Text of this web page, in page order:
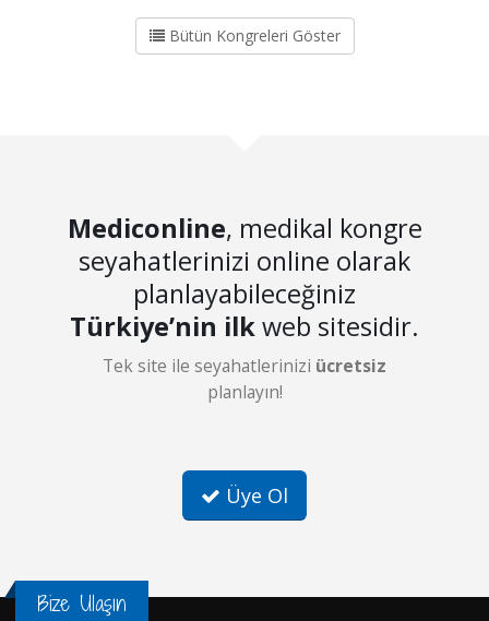
Bütün Kongreleri Göster
Mediconline, medikal kongre
seyahatlerinizi online olarak
planlayabileceğiniz
Türkiye’nin ilkweb sitesidir.
Tek site ile seyahatlerinizi ücretsiz
planlayın!
Üye Ol
Bize Ulaşın